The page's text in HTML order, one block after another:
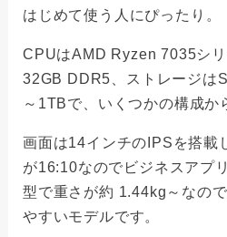
はじめて使う人にぴったり。
CPUはAMD Ryzen 7035シ
32GB DDR5、ストレージは
～1TBで、いくつかの構成か
画面は14インチのIPSを搭載
が16:10なのでビジネスアプ
型で重さが約 1.44kg～なの
やすいモデルです。